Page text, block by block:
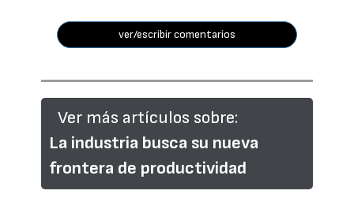
ver/escribir comentarios
Ver más artículos sobre:
La industria busca su nueva
frontera de productividad